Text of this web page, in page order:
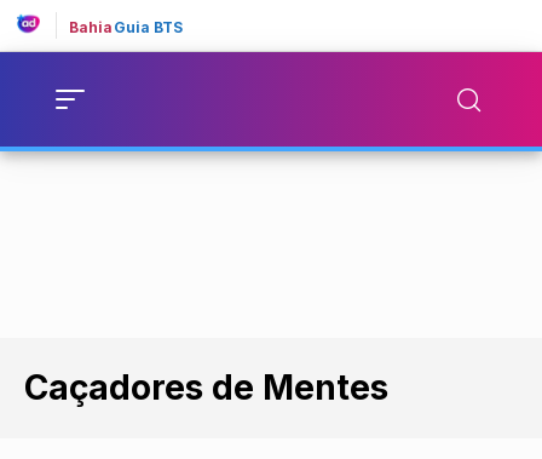
Bahia Guia BTS
Caçadores de Mentes